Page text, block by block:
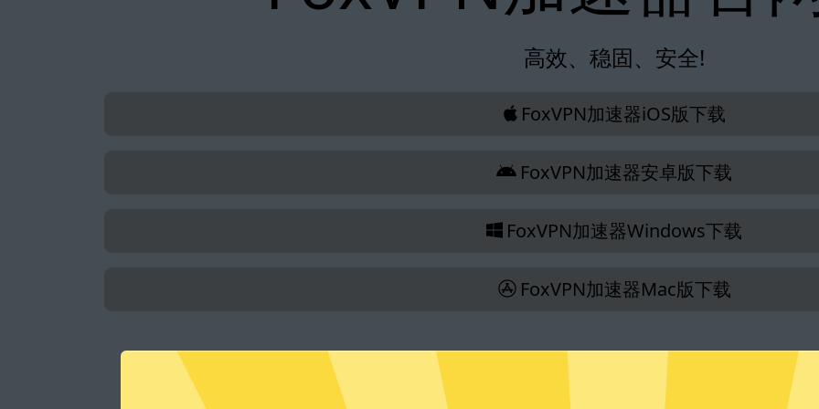
高效、稳固、安全!
FoxVPN加速器iOS版下载
FoxVPN加速器安卓版下载
FoxVPN加速器Windows下载
FoxVPN加速器Mac版下载